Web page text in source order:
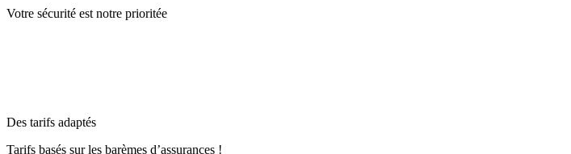
Votre sécurité est notre prioritée
Des tarifs adaptés
Tarifs basés sur les barèmes d’assurances !